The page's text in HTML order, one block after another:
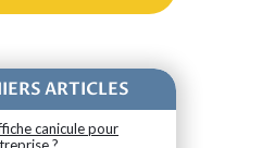
ARTICLES
canicule pour
?